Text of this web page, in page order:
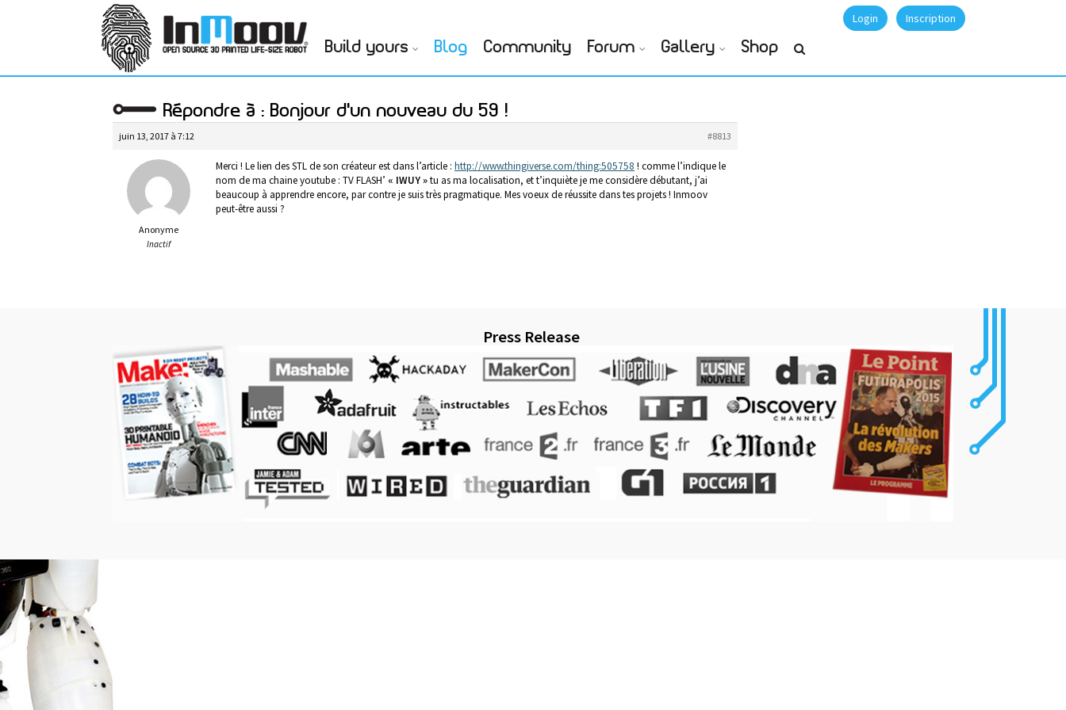
Login Inscription
Build yours Blog Community Forum Gallery Shop
Répondre à : Bonjour d'un nouveau du 59 !
juin 13, 2017 à 7:12 #8813
Anonyme
Inactif
Merci ! Le lien des STL de son créateur est dans l’article : http://www.thingiverse.com/thing:505758 ! comme l’indique le
nom de ma chaine youtube : TV FLASH’ « IWUY »tu as ma localisation, et t’inquiète je me considère débutant, j’ai
beaucoup à apprendre encore, par contre je suis très pragmatique. Mes voeux de réussite dans tes projets ! Inmoov
peut-être aussi ?
Press Release